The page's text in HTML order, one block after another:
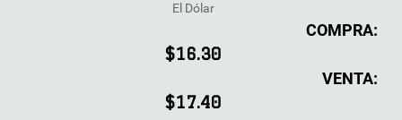
El Dólar
COMPRA:
$16.30
VENTA:
$17.40